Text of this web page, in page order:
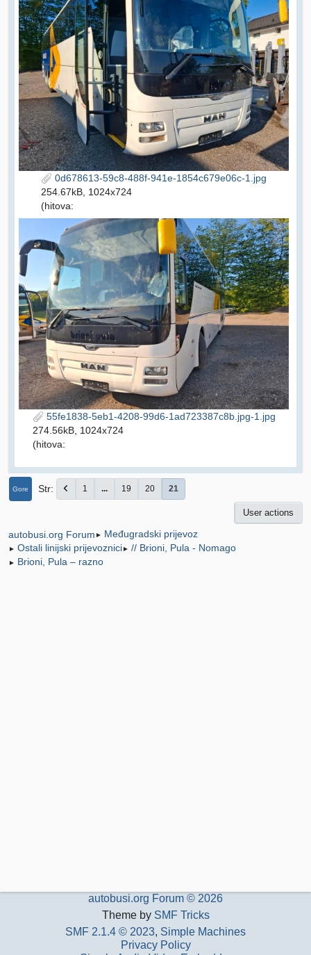
0d678613-59c8-488f-941e-1854c679e06c-1.jpg
254.67kB, 1024x724
(hitova:
55fe1838-5eb1-4208-99d6-1ad723387c8b.jpg-1.jpg
274.56kB, 1024x724
(hitova:
Gore Str 1 ... 19 20 21
User actions
autobusi.org Forum ► Međugradski prijevoz
► Ostali linijski prijevoznici► // Brioni, Pula - Nomago
► Brioni, Pula – razno
autobusi.org Forum © 2026
Theme by SMF Tricks
SMF 2.1.4 © 2023, Simple Machines
Privacy Policy